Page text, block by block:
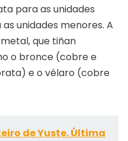
para as unidades
unidades menores. A
que tiñan
o bronce (cobre e
e o vélaro (cobre
de Yuste. Última